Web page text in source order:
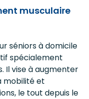
musculaire
séniors à domicile
spécialement
Il vise à augmenter
mobilité et
le tout depuis le